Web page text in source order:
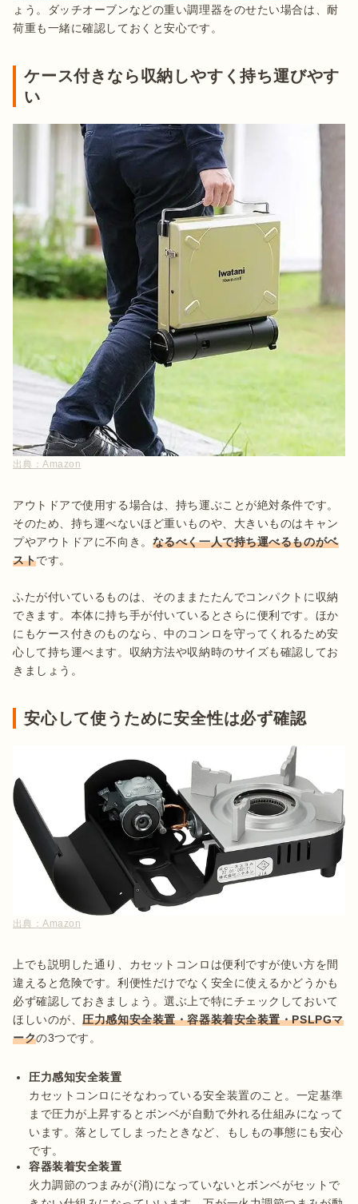
ょう。ダッチオーブンなどの重い調理器をのせたい場合は、耐
荷重も一緒に確認しておくと安心です。
ケース付きなら収納しやすく持ち運びやす
い
出典：Amazon
アウトドアで使用する場合は、持ち運ぶことが絶対条件です。
そのため、持ち運べないほど重いものや、大きいものはキャン
プやアウトドアに不向き。 なるべく一人で持ち運べるものがベ
ストです。
ふたが付いているものは、そのままたたんでコンパクトに収納
できます。本体に持ち手が付いているとさらに便利です。ほか
にもケース付きのものなら、中のコンロを守ってくれるため安
心して持ち運べます。収納方法や収納時のサイズも確認してお
きましょう。
安心して使うために安全性は必ず確認
出典：Amazon
上でも説明した通り、カセットコンロは便利ですが使い方を間
違えると危険です。利便性だけでなく安全に使えるかどうかも
必ず確認しておきましょう。選ぶ上で特にチェックしておいて
ほしいのが、圧力感知安全装置・容器装着安全装置・PSLPGマ
ークの3つです。
圧力感知安全装置
カセットコンロにそなわっている安全装置のこと。一定基準
まで圧力が上昇するとボンベが自動で外れる仕組みになって
います。落としてしまったときなど、もしもの事態にも安心
です。
容器装着安全装置
火力調節のつまみが(消)になっていないとボンベがセットで